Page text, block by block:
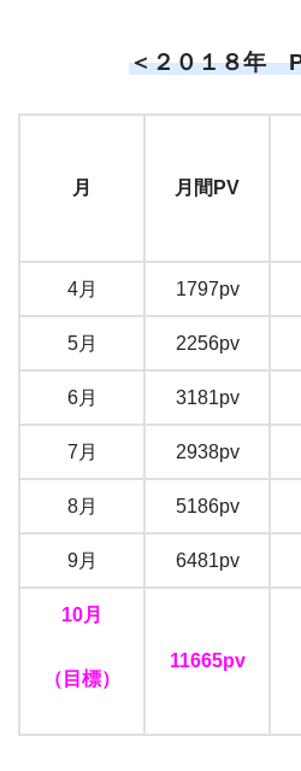
＜２０１８年
月 月間PV
4月 1797pv
5月 2256pv
6月 3181pv
7月 2938pv
8月 5186pv
9月 6481pv
10月
（目標）
11665pv